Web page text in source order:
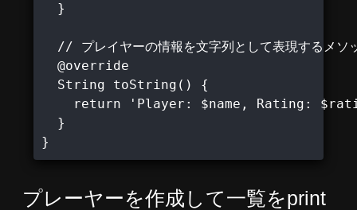
  }
// プレイヤーの情報を文字列として表現するメソ
  @override
  String toString() {
return 'Player: $name, Rating:
  }
}
プレーヤーを作成して一覧をprint